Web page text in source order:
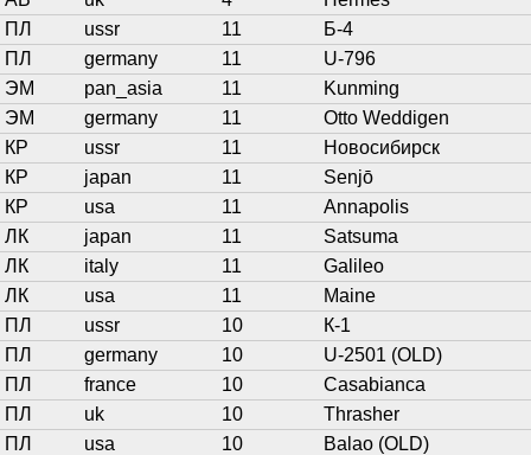
ПЛ
ussr 11
Б-4
ПЛ
germany 11
U-796
ЭМ
pan_asia 11
Kunming
ЭМ
germany 11
Otto Weddigen
КР
ussr 11
Новосибирск
КР
japan 11
Senjō
КР
usa 11
Annapolis
ЛК
japan 11
Satsuma
ЛК
italy 11
Galileo
ЛК
usa 11
Maine
ПЛ
ussr 10
К-1
ПЛ
germany 10
U-2501 (OLD)
ПЛ
france 10
Casabianca
ПЛ
uk 10
Thrasher
ПЛ
usa 10
Balao (OLD)